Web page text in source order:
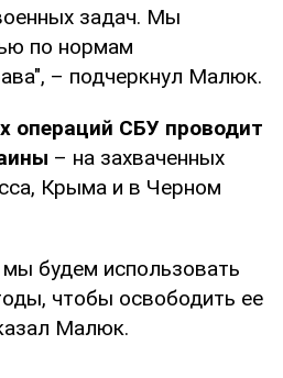
задач. Мы
по нормам
– подчеркнул Малюк.
операций СБУ проводит
– на захваченных
Крыма и в Черном
мы будем использовать
чтобы освободить ее
Малюк.